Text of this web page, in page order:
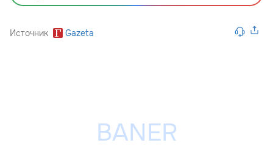
Источник Gazeta